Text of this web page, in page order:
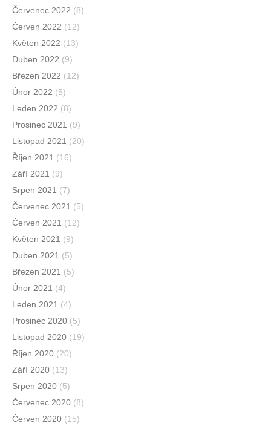
Červenec 2022 (8)
Červen 2022 (12)
Květen 2022 (13)
Duben 2022 (9)
Březen 2022 (12)
Únor 2022 (5)
Leden 2022 (8)
Prosinec 2021 (9)
Listopad 2021 (20)
Říjen 2021 (16)
Září 2021 (9)
Srpen 2021 (7)
Červenec 2021 (5)
Červen 2021 (12)
Květen 2021 (9)
Duben 2021 (5)
Březen 2021 (5)
Únor 2021 (4)
Leden 2021 (4)
Prosinec 2020 (5)
Listopad 2020 (19)
Říjen 2020 (20)
Září 2020 (13)
Srpen 2020 (5)
Červenec 2020 (8)
Červen 2020 (15)